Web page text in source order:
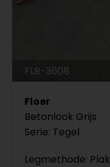
FLR-3608
Floer
Betonlook Grijs
Serie: Tegel
Legmethode: Plak